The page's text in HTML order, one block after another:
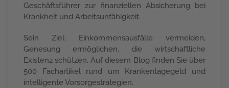
Geschäftsführer zur finanziellen Absicherung bei
Krankheit und Arbeitsunfähigkeit.
Sein Ziel: Einkommensausfälle vermeiden,
Genesung ermöglichen, die wirtschaftliche
Existenz schützen. Auf diesem Blog finden Sie über
500 Fachartikel rund um Krankentagegeld und
intelligente Vorsorgestrategien.